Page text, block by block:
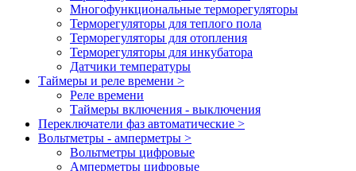
Многофункциональные терморегуляторы
Терморегуляторы для теплого пола
Терморегуляторы для отопления
Терморегуляторы для инкубатора
Датчики температуры
Таймеры и реле времени >
Реле времени
Таймеры включения - выключения
Переключатели фаз автоматические >
Вольтметры - амперметры >
Вольтметры цифровые
Амперметры цифровые